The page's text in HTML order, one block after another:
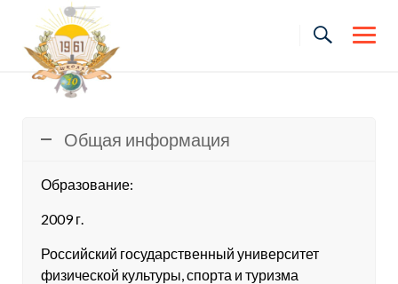
content
Общая информация
Образование:
2009 г.
Российский государственный университет
физической культуры, спорта и туризма